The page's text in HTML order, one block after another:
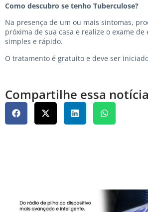
Como descubro se tenho Tuberculose?
Na presença de um ou mais sintomas,
próxima de sua casa e realize o exame de
simples e rápido.
O tratamento é gratuito e deve ser
Compartilhe essa notícia